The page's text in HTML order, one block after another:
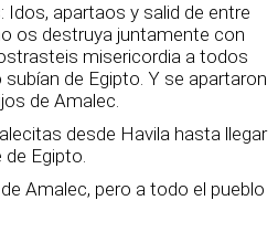
Idos, apartaos y salid de entre
os destruya juntamente con
misericordia a todos
de Egipto. Y se apartaron
de Amalec.
desde Havila hasta llegar
de Egipto.
Amalec, pero a todo el pueblo